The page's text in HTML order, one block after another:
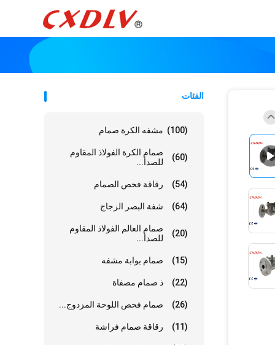
الفئات
مشفه الكرة صمام (100)
صمام الكرة الفولاذ المقاوم
للصدأ...
(60)
رقاقة فحص الصمام (54)
شفة البصر الزجاج (64)
صمام العالم الفولاذ المقاوم
للصدأ...
(20)
صمام بوابة مشفه (15)
ذ صمام مصفاة (22)
صمام فحص اللوحة المزدوج... (26)
رقاقة صمام فراشة (11)